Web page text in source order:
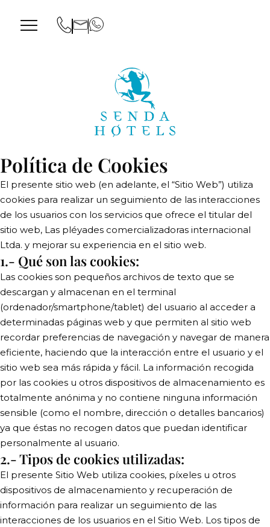
Política de Cookies
El presente sitio web (en adelante, el “Sitio Web”) utiliza
cookies para realizar un seguimiento de las interacciones
de los usuarios con los servicios que ofrece el titular del
sitio web, Las pléyades comercializadoras internacional
Ltda. y mejorar su experiencia en el sitio web.
1.- Qué son las cookies:
Las cookies son pequeños archivos de texto que se
descargan y almacenan en el terminal
(ordenador/smartphone/tablet) del usuario al acceder a
determinadas páginas web y que permiten al sitio web
recordar preferencias de navegación y navegar de manera
eficiente, haciendo que la interacción entre el usuario y el
sitio web sea más rápida y fácil. La información recogida
por las cookies u otros dispositivos de almacenamiento es
totalmente anónima y no contiene ninguna información
sensible (como el nombre, dirección o detalles bancarios)
ya que éstas no recogen datos que puedan identificar
personalmente al usuario.
2.- Tipos de cookies utilizadas:
El presente Sitio Web utiliza cookies, píxeles u otros
dispositivos de almacenamiento y recuperación de
información para realizar un seguimiento de las
interacciones de los usuarios en el Sitio Web. Los tipos de